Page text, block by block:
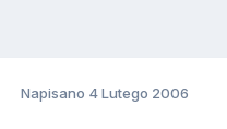
Napisano 4 Lutego 2006